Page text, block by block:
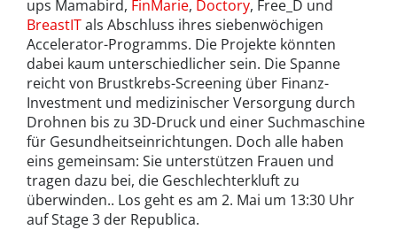
ups Mamabird, FinMarie, Doctory, Free_D und
BreastITals Abschluss ihres siebenwöchigen
Accelerator-Programms. Die Projekte könnten
dabei kaum unterschiedlicher sein. Die Spanne
reicht von Brustkrebs-Screening über Finanz-
Investment und medizinischer Versorgung durch
Drohnen bis zu 3D-Druck und einer Suchmaschine
für Gesundheitseinrichtungen. Doch alle haben
eins gemeinsam: Sie unterstützen Frauen und
tragen dazu bei, die Geschlechterkluft zu
überwinden.. Los geht es am 2. Mai um 13:30 Uhr
auf Stage 3 der Republica.